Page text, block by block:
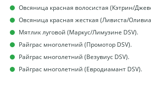
Овсяница красная волосистая (Кэтрин/
Овсяница красная жесткая (Ливиста/
Мятлик луговой (Маркус/Лимузине DSV).
Райграс многолетний (Промотор DSV).
Райграс многолетний (Везувиус DSV).
Райграс многолетний (Евродиамант DSV).